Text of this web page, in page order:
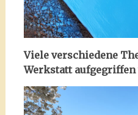
Viele verschiedene
Werkstatt aufgegriffen